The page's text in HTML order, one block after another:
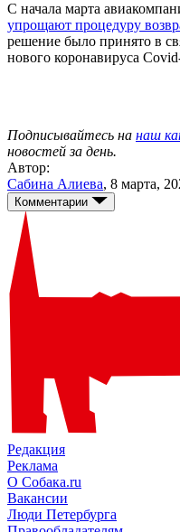
С начала марта
упрощают процедуру
решение было принято в
нового коронавируса
Подписывайтесь на наш
новостей за день.
Автор:
Сабина Алиева, 8 марта,
Комментарии
Редакция
Реклама
О Собака.ru
Вакансии
Люди Петербурга